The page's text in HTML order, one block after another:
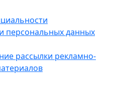
персональных данных
рассылки рекламно-